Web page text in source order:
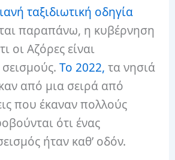
ταξιδιωτική οδηγία
παραπάνω, η κυβέρνηση
οι Αζόρες είναι
σεισμούς.Το 2022, τα νησιά
από μια σειρά από
που έκαναν πολλούς
ότι ένας
ήταν καθ’ οδόν.